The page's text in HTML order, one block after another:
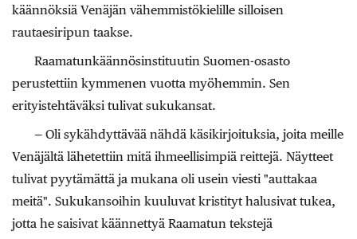
käännöksiä Venäjän vähemmistökielille silloisen
rautaesiripun taakse.
Raamatunkäännösinstituutin Suomen-osasto
perustettiin kymmenen vuotta myöhemmin. Sen
erityistehtäväksi tulivat sukukansat.
— Oli sykähdyttävää nähdä käsikirjoituksia, joita meille
Venäjältä lähetettiin mitä ihmeellisimpiä reittejä. Näytteet
tulivat pyytämättä ja mukana oli usein viesti "auttakaa
meitä". Sukukansoihin kuuluvat kristityt halusivat tukea,
jotta he saisivat käännettyä Raamatun tekstejä